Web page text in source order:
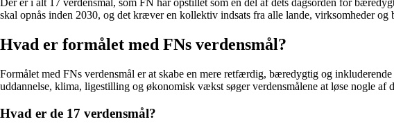
Der er i alt 17 verdensmål, som FN har opstillet som en del af dets dagsorden for
skal opnås inden 2030, og det kræver en kollektiv indsats fra alle lande, virksomheder og
Hvad er formålet med FNs verdensmål?
Formålet med FNs verdensmål er at skabe en mere retfærdig, bæredygtig og
uddannelse, klima, ligestilling og økonomisk vækst søger verdensmålene at løse nogle af
Hvad er de 17 verdensmål?